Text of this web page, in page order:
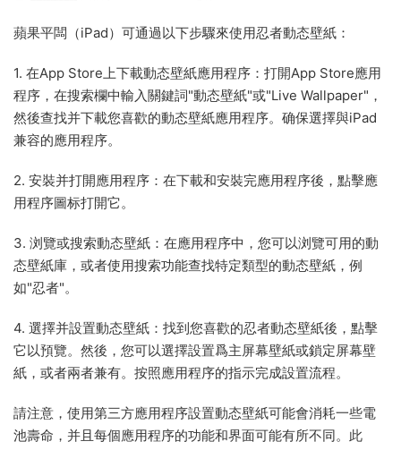
蘋果平闆（iPad）可通過以下步驟來使用忍者動态壁紙：
1. 在App Store上下載動态壁紙應用程序：打開App Store應用
程序，在搜索欄中輸入關鍵詞"動态壁紙"或"Live Wallpaper"，
然後查找并下載您喜歡的動态壁紙應用程序。确保選擇與iPad
兼容的應用程序。
2. 安裝并打開應用程序：在下載和安裝完應用程序後，點擊應
用程序圖标打開它。
3. 浏覽或搜索動态壁紙：在應用程序中，您可以浏覽可用的動
态壁紙庫，或者使用搜索功能查找特定類型的動态壁紙，例
如"忍者"。
4. 選擇并設置動态壁紙：找到您喜歡的忍者動态壁紙後，點擊
它以預覽。然後，您可以選擇設置爲主屏幕壁紙或鎖定屏幕壁
紙，或者兩者兼有。按照應用程序的指示完成設置流程。
請注意，使用第三方應用程序設置動态壁紙可能會消耗一些電
池壽命，并且每個應用程序的功能和界面可能有所不同。此